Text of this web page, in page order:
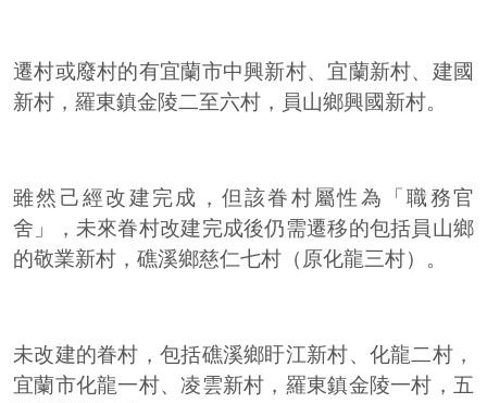
遷村或廢村的有宜蘭市中興新村、宜蘭新村、建國
新村，羅東鎮金陵二至六村，員山鄉興國新村。
雖然己經改建完成，但該眷村屬性為「職務官
舍」，未來眷村改建完成後仍需遷移的包括員山鄉
的敬業新村，礁溪鄉慈仁七村（原化龍三村）。
未改建的眷村，包括礁溪鄉盱江新村、化龍二村，
宜蘭市化龍一村、凌雲新村，羅東鎮金陵一村，五